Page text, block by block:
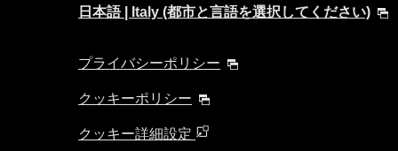
日本語 | Italy (都市と言語を選択してください)
プライバシーポリシー
クッキーポリシー
クッキー詳細設定